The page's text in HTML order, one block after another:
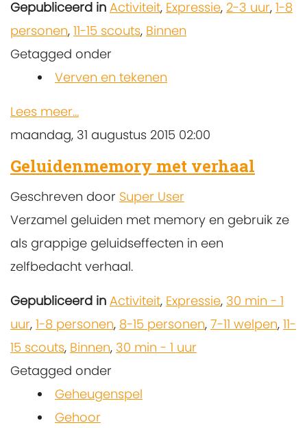
Gepubliceerd in Activiteit, Expressie, 2-3 uur, 1-8
personen, 11-15 scouts, Binnen
Getagged onder
Verven en tekenen
Lees meer...
maandag, 31 augustus 2015 02:00
Geluidenmemory met verhaal
Geschreven door Super User
Verzamel geluiden met memory en gebruik ze
als grappige geluidseffecten in een
zelfbedacht verhaal.
Gepubliceerd in Activiteit, Expressie, 30 min - 1
uur, 1-8 personen, 8-15 personen, 7-11 welpen, 11-
15 scouts, Binnen, 30 min - 1 uur
Getagged onder
Geheugenspel
Gehoor